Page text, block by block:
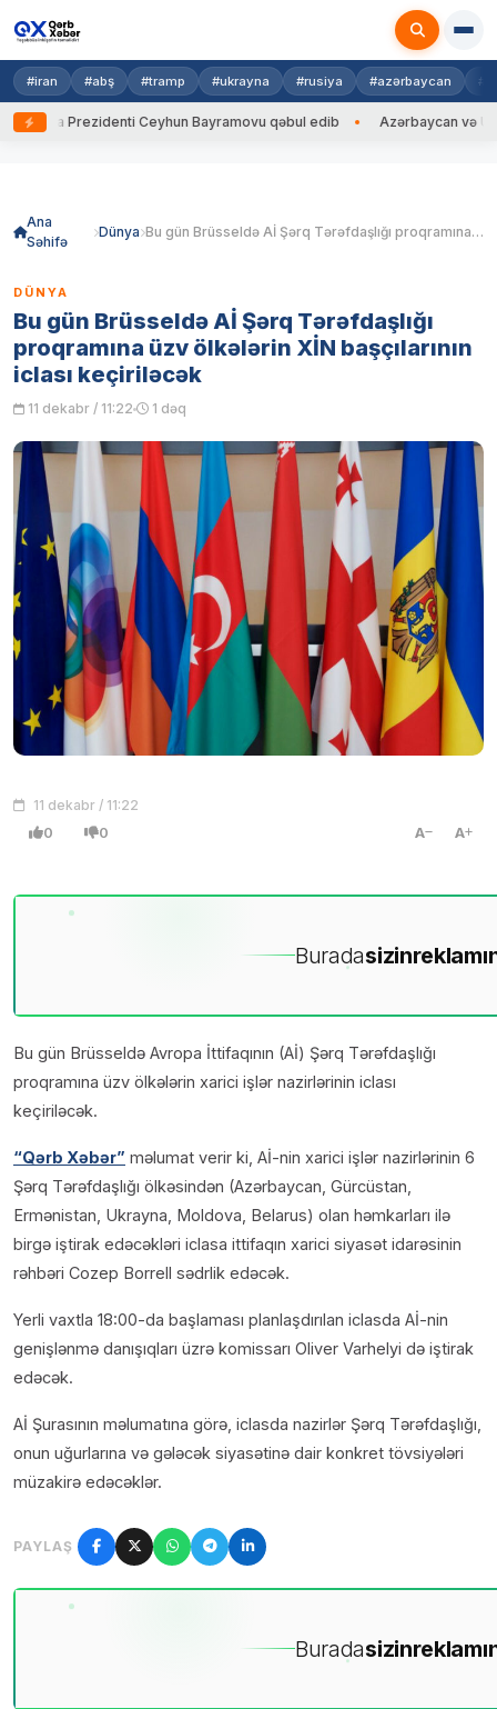
#iran #abş #tramp #ukrayna #rusiya #azərbaycan
Prezidenti Ceyhun Bayramovu qəbul edib Azərbaycan və
Ana
Səhifə
Dünya Bu gün Brüsseldə Aİ Şərq Tərəfdaşlığı proqramına üzv ölkələrin XİN başçılarının iclası keçiriləcək
DÜNYA
Bu gün Brüsseldə Aİ Şərq Tərəfdaşlığı
proqramına üzv ölkələrin XİN başçılarının
iclası keçiriləcək
11 dekabr / 11:22 1 dəq
11 dekabr / 11:22
0 0 A A
Buradasizin
Bu gün Brüsseldə Avropa İttifaqının (Aİ) Şərq Tərəfdaşlığı
proqramına üzv ölkələrin xarici işlər nazirlərinin iclası
keçiriləcək.
“Qərb Xəbər” məlumat verir ki, Aİ-nin xarici işlər nazirlərinin 6
Şərq Tərəfdaşlığı ölkəsindən (Azərbaycan, Gürcüstan,
Ermənistan, Ukrayna, Moldova, Belarus) olan həmkarları ilə
birgə iştirak edəcəkləri iclasa ittifaqın xarici siyasət idarəsinin
rəhbəri Cozep Borrell sədrlik edəcək.
Yerli vaxtla 18:00-da başlaması planlaşdırılan iclasda Aİ-nin
genişlənmə danışıqları üzrə komissarı Oliver Varhelyi də iştirak
edəcək.
Aİ Şurasının məlumatına görə, iclasda nazirlər Şərq Tərəfdaşlığı,
onun uğurlarına və gələcək siyasətinə dair konkret tövsiyələri
müzakirə edəcəklər.
PAYLAŞ
Buradasizin